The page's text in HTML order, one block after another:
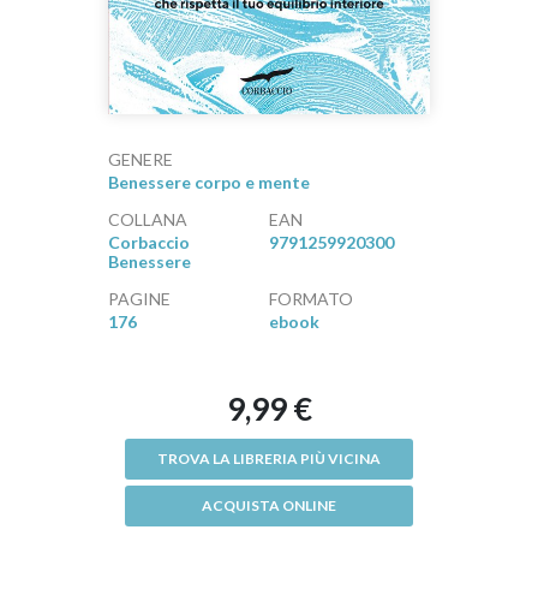
GENERE
Benessere corpo e mente
COLLANA
Corbaccio
Benessere
EAN
9791259920300
PAGINE
176
FORMATO
ebook
9,99 €
TROVA LA LIBRERIA PIÙ VICINA
ACQUISTA ONLINE